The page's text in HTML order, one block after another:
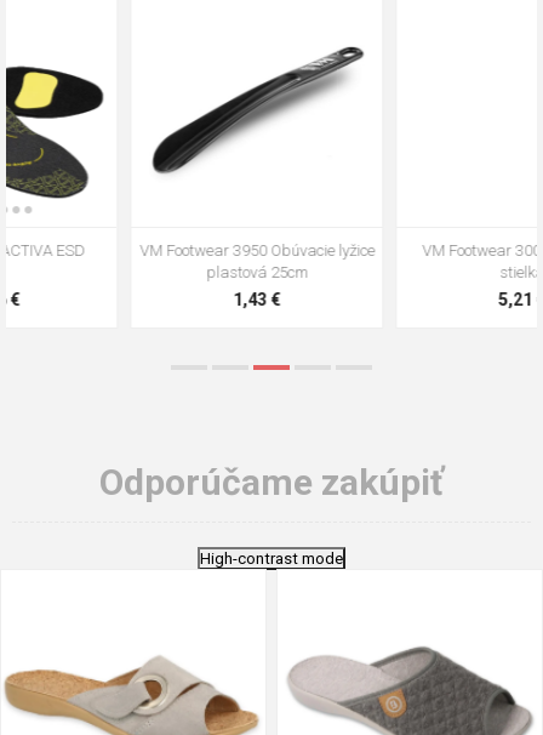
VM Footwear 3009 Vkladacia
VM Footwear 3102 Šnúrky ploché
Odporúčame zakúpiť
High-contrast mode